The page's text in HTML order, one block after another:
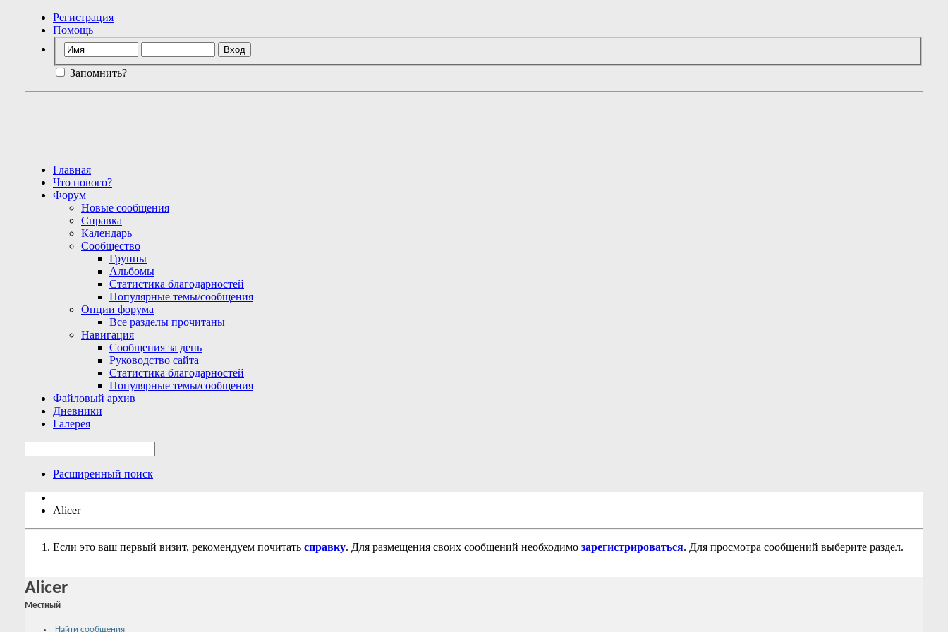
Регистрация
Помощь
Запомнить?
Главная
Что нового?
Форум
Новые сообщения
Справка
Календарь
Сообщество
Группы
Альбомы
Статистика благодарностей
Популярные темы/сообщения
Опции форума
Все разделы прочитаны
Навигация
Сообщения за день
Руководство сайта
Статистика благодарностей
Популярные темы/сообщения
Файловый архив
Дневники
Галерея
Расширенный поиск
Alicer
Если это ваш первый визит, рекомендуем почитать справку. Для размещения своих сообщений необходимо зарегистрироваться. Для просмотра сообщений выберите раздел.
Alicer
Местный
Найти сообщения